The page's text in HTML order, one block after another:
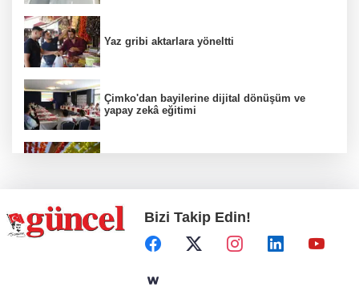
Yaz gribi aktarlara yöneltti
Çimko'dan bayilerine dijital dönüşüm ve
yapay zekâ eğitimi
Hamileler denize veya havuza girebilir mi?
Bizi Takip Edin!